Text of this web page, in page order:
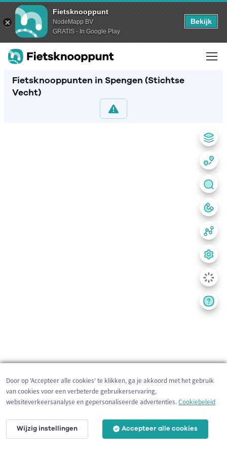
Fietsknooppunt
NodeMapp BV
GRATIS - In Google Play
Bekijk
Fietsknooppunten in Spengen (Stichtse
Vecht)
200 m
Door op 'Accepteer alle cookies' te klikken, ga je akkoord met het gebruik
van cookies voor een verbeterde gebruikerservaring,
websiteverkeersanalyse en gepersonaliseerde advertenties.Cookiebeleid
Wijzig instellingen Accepteer alle cookies